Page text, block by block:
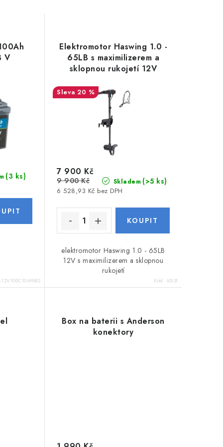
V
(3 ks)
12V100C10-M8B2
Elektromotor Haswing 1.0 -
65LB s maximilizerem a
sklopnou rukojetí 12V
20 %
Skladem (>5 ks)
6 528,93 Kč bez DPH
7 900 Kč
9 900 Kč
elektromotor Haswing 1.0 - 65LB
12V s maximilizerem a sklopnou
rukojetí
Kód: 65LB
Box na baterii s Anderson
konektory